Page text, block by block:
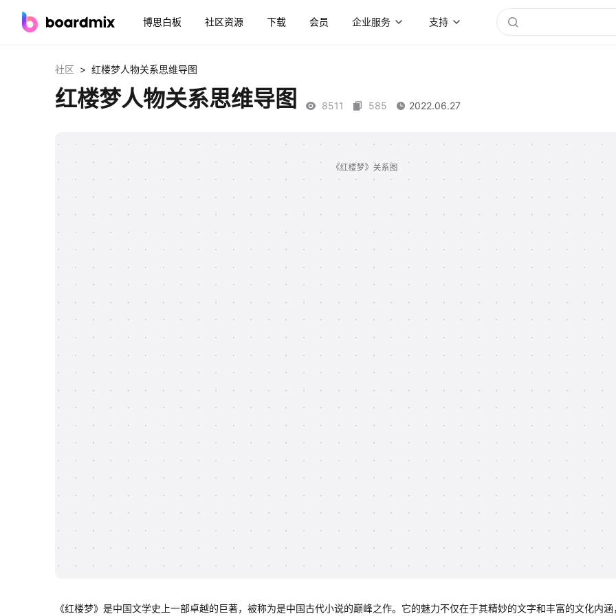
博思白板 社区资源 下载 会员 企业服务 支持
社区 > 红楼梦人物关系思维导图
红楼梦人物关系思维导图 8511 585 2022.06.27
《红楼梦》是中国文学史上一部卓越的巨著，被称为是中国古代小说的巅峰之作。它的魅力不仅在于其精妙的文字和丰富的文化内涵